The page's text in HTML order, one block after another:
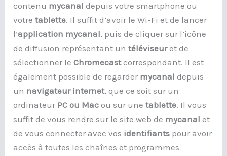
contenu mycanal depuis votre smartphone ou
votretablette. Il suffit d’avoir le Wi-Fi et de lancer
l’application mycanal, puis de cliquer sur l’icône
de diffusion représentant untéléviseuret de
sélectionner leChromecastcorrespondant. Il est
également possible de regarder mycanal depuis
un navigateur internet, que ce soit sur un
ordinateur PC ou Mac ou sur unetablette. Il vous
suffit de vous rendre sur le site web de mycanal et
de vous connecter avec vos identifiants pour avoir
accès à toutes les chaînes et programmes